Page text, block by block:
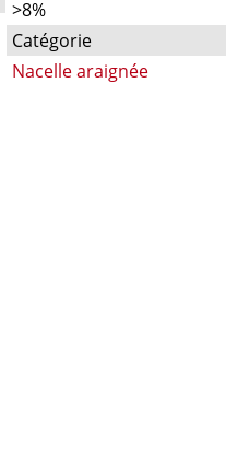
>8%
Catégorie
Nacelle araignée